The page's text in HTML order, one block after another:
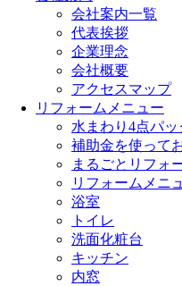
会社案内一覧
代表挨拶
企業理念
会社概要
アクセスマップ
リフォームメニュー
水まわり4点パッ
補助金を使って
まるごとリフォ
リフォームメニ
浴室
トイレ
洗面化粧台
キッチン
内窓